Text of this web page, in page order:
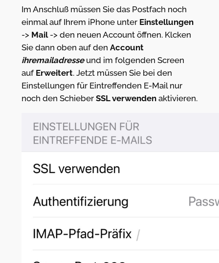
Im Anschluß müssen Sie das Postfach noch
einmal auf Ihrem iPhone unter Einstellungen
-> Mail-> den neuen Account öffnen. Klcken
Sie dann oben auf den Account
ihremailadresseund im folgenden Screen
auf Erweitert. Jetzt müssen Sie bei den
Einstellungen für Eintreffenden E-Mail nur
noch den Schieber SSL verwendenaktivieren.